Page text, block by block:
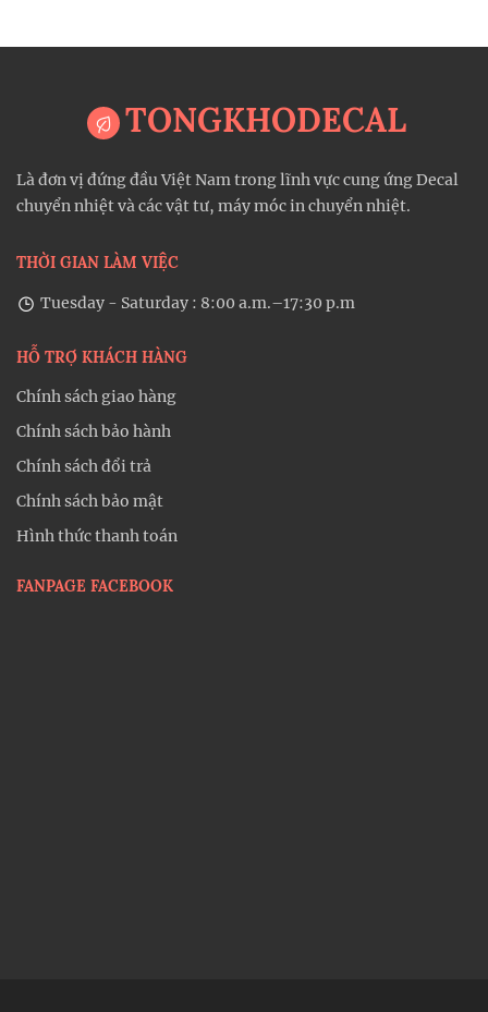
TONGKHODECAL
Là đơn vị đứng đầu Việt Nam trong lĩnh vực cung ứng Decal
chuyển nhiệt và các vật tư, máy móc in chuyển nhiệt.
THỜI GIAN LÀM VIỆC
Tuesday - Saturday : 8:00 a.m.–17:30 p.m
HỖ TRỢ KHÁCH HÀNG
Chính sách giao hàng
Chính sách bảo hành
Chính sách đổi trả
Chính sách bảo mật
Hình thức thanh toán
FANPAGE FACEBOOK